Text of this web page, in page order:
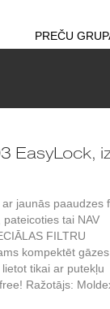
PREČU
EasyLock,
jaunās paaudzes
tai NAV
FILTRU
kompektēt gāzes
tikai ar putekļu
Ražotājs: